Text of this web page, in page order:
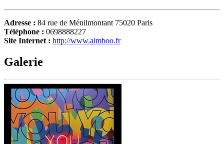
Adresse : 84 rue de Ménilmontant 75020 Paris
Téléphone : 0698888227
Site Internet : http://www.aimboo.fr
Galerie